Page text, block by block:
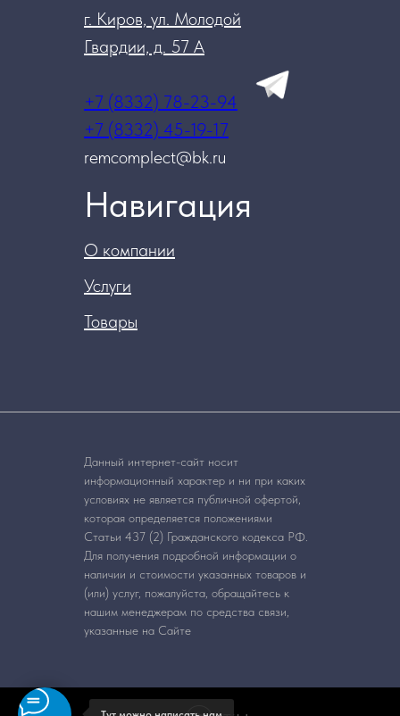
Навигация
г. Киров, ул. Молодой
Гвардии, д. 57 А
+7 (8332) 78-23-94
+7 (8332) 45-19-17
remcomplect@bk.ru
О компании
Услуги
Товары
Данный интернет-сайт носит
информационный характер и ни при каких
условиях не является публичной офертой,
которая определяется положениями
Статьи 437 (2) Гражданского кодекса РФ.
Для получения подробной информации о
наличии и стоимости указанных товаров и
(или) услуг, пожалуйста, обращайтесь к
нашим менеджерам по средства связи,
указанные на Сайте